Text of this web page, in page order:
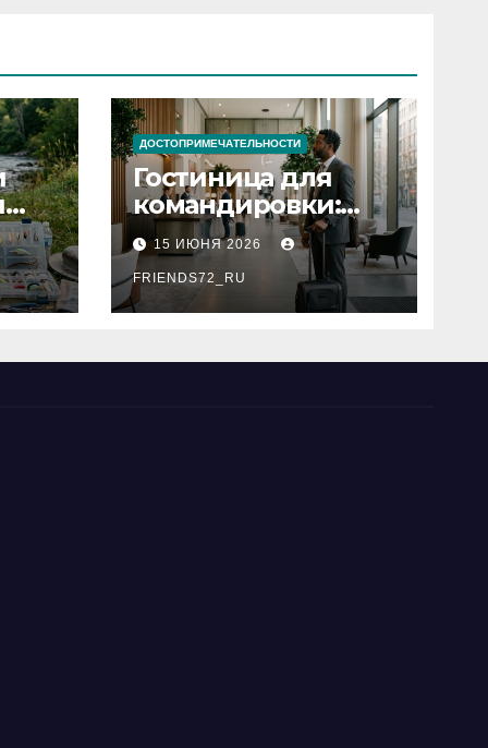
ДОСТОПРИМЕЧАТЕЛЬНОСТИ
Гостиница для
командировки:
основные
критерии выбора
15 ИЮНЯ 2026
FRIENDS72_RU